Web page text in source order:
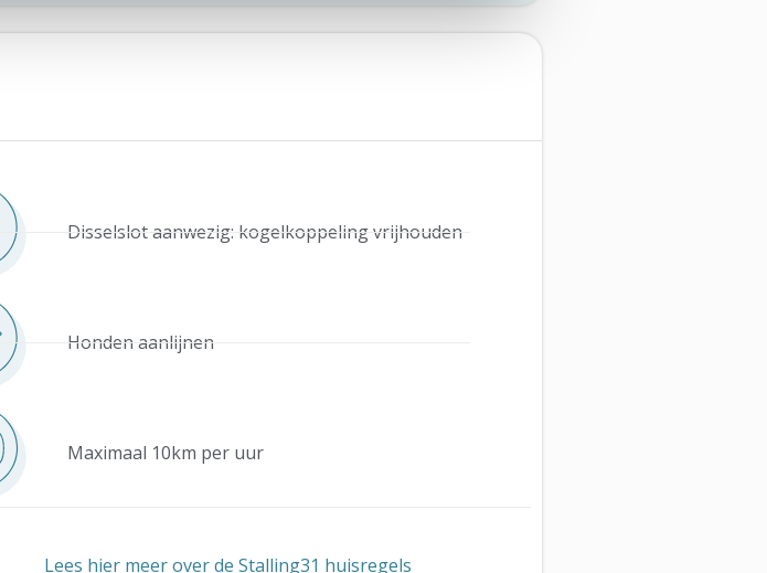
Disselslot aanwezig: kogelkoppeling vrijhouden
Honden aanlijnen
Maximaal 10km per uur
Lees hier meer over de Stalling31 huisregels